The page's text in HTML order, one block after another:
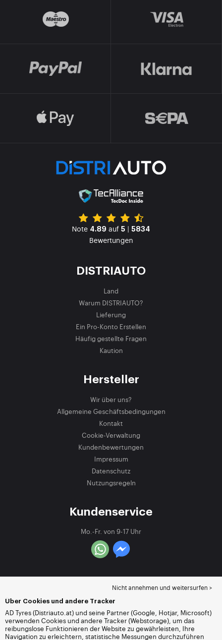
Note 4.89 auf 5 | 5834
Bewertungen
DISTRIAUTO
Land
Warum DISTRIAUTO?
Lieferung
Ein Pro-Konto Erstellen
Häufig gestellte Fragen
Kaution
Hersteller
Wir über uns?
Allgemeine Geschäftsbedingungen
Kontakt
Cookie-Verwaltung
Kundenbewertungen
Impressum
Datenschutz
Nutzungsregeln
Kundenservice
Mo.-Fr. von 9-17 Uhr
Nicht annehmen und weitersurfen >
Über Cookies und andere Tracker
AD Tyres (Distriauto.at) und seine Partner (Google, Hotjar, Microsoft)
verwenden Cookies und andere Tracker (Webstorage), um das
reibungslose Funktionieren der Website zu gewährleisten, Ihre
Navigation zu erleichtern, statistische Messungen durchzuführen